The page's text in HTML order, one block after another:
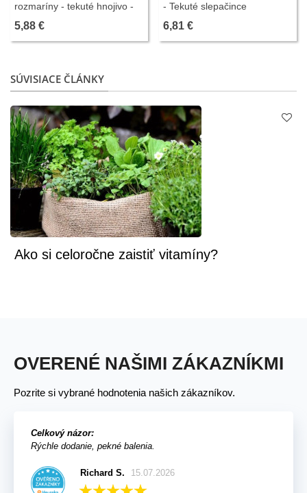
rozmaríny - tekuté hnojivo -
Profík - hnojivá - 500 ml
5,88 €
- Tekuté slepačince
6,81 €
SÚVISIACE ČLÁNKY
Ako si celoročne zaistiť vitamíny?
OVERENÉ NAŠIMI ZÁKAZNÍKMI
Pozrite si vybrané hodnotenia našich zákazníkov.
Celkový názor:
Rýchle dodanie, pekné balenia.
Richard S. 15.07.2026